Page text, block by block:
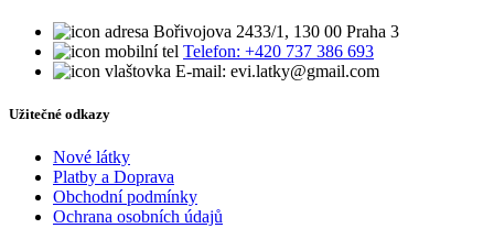
Bořivojova 2433/1, 130 00 Praha 3
Telefon: +420 737 386 693
E-mail: evi.latky@gmail.com
Užitečné odkazy
Nové látky
Platby a Doprava
Obchodní podmínky
Ochrana osobních údajů